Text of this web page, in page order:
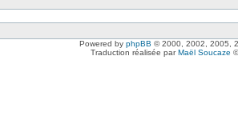
Powered by phpBB © 2000, 2002, 2005,
Traduction réalisée parMaël Soucaze